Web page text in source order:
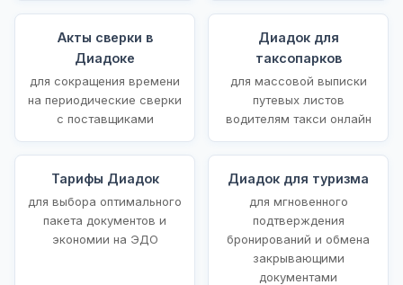
Акты сверки в
Диадоке
для сокращения времени
на периодические сверки
с поставщиками
Диадок для
таксопарков
для массовой выписки
путевых листов
водителям такси онлайн
Тарифы Диадок
для выбора оптимального
пакета документов и
экономии на ЭДО
Диадок для туризма
для мгновенного
подтверждения
бронирований и обмена
закрывающими
документами